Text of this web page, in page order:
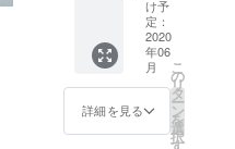
通信販売に
関する業務
の責任者：
小泉
】1台
販売予
定価格
税抜
9,980円
（セッ
ト内
IZELL翻
け予
定：
2020
年06
月
詳細を見る
こ
の
リ
タ
ー
ン
を
選
択